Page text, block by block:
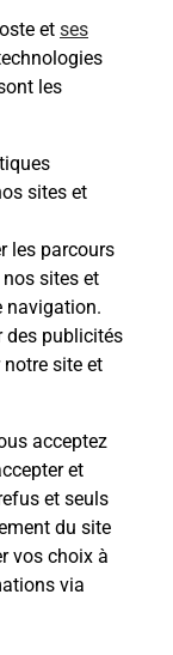
et ses
les
sites et
les parcours
sites et
navigation.
des publicités
notre site et
acceptez
et
et seuls
du site
vos choix à
via